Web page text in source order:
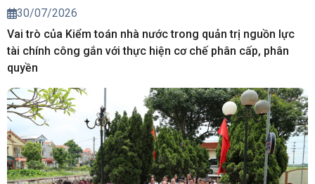
30/07/2026
Vai trò của Kiểm toán nhà nước trong quản trị nguồn lực
tài chính công gắn với thực hiện cơ chế phân cấp, phân
quyền